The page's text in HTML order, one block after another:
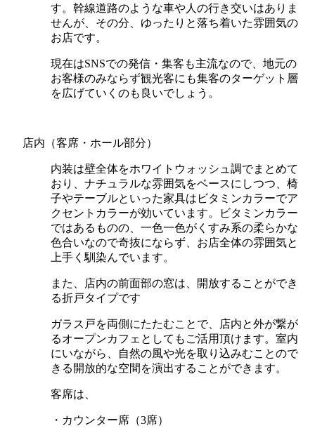
す。幹線道路のような車や人の行き交いはありま
せんが、その分、ゆったりと落ち着いた雰囲気の
お店です。
現在はSNSでの発信・集客も主流なので、地元の
お客様のみならず観光客にも集客のターゲット層
を広げていくのも良いでしょう。
店内（客席・ホール部分）
内装は壁全体をホワイトウォッシュ調でまとめて
おり、ナチュラルな雰囲気をベースにしつつ、椅
子やテーブルといった家具はビタミンカラーでア
クセントカラーが効いています。ビタミンカラー
ではあるものの、一色一色がくすみ系の柔らかな
色合いなので奇抜にならず、お店全体の雰囲気と
上手く馴染んでいます。
また、店内の前面部の窓は、開放することができ
る折戸タイプです
ガラス戸を両側にたたむことで、店内と外が繋が
るオープンカフェとしてもご活用頂けます。室内
にいながら、自然の風や光を取り込みむことので
きる開放的な空間を演出することができます。
客席は、
・カウンター席（3席）